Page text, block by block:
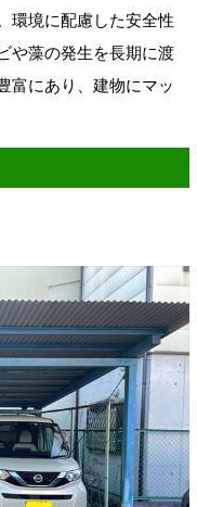
環境に配慮した安全性
や藻の発生を長期に渡
富にあり、建物にマッ